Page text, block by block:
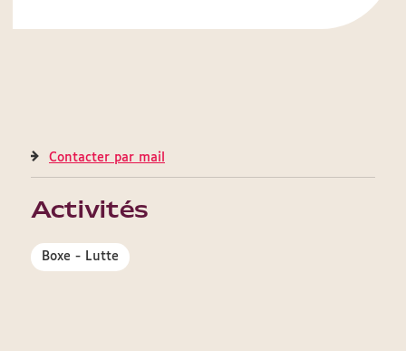
Contacter par mail
Activités
Boxe - Lutte